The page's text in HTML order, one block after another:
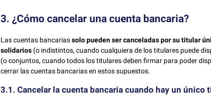
3. ¿Cómo cancelar una cuenta bancaria?
Las cuentas bancariassolo pueden ser canceladas por su titular
solidarios (o indistintos, cuando cualquiera de los titulares puede
(o conjuntos, cuando todos los titulares deben firmar para poder
cerrar las cuentas bancarias en estos supuestos.
3.1. Cancelar la cuenta bancaria cuando hay un único